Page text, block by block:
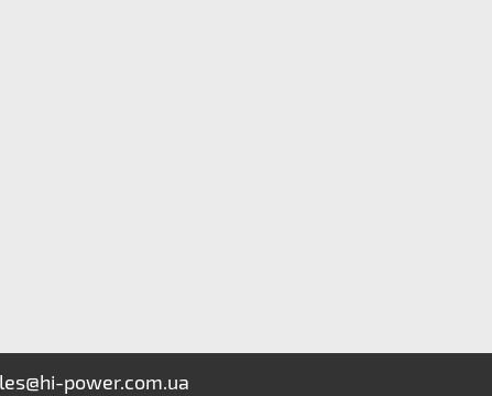
power.com.ua